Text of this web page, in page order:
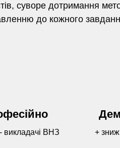
суворе дотримання
до кожного
викладачі ВНЗ
+